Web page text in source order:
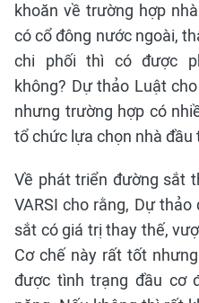
khoăn về trường hợp
có cổ đông nước ngoài,
chi phối thì có được
không? Dự thảo Luật
nhưng trường hợp có
tổ chức lựa chọn nhà đầu
Về phát triển đường sắt
VARSI cho rằng, Dự
sắt có giá trị thay thế,
Cơ chế này rất tốt
được tình trạng đầu cơ